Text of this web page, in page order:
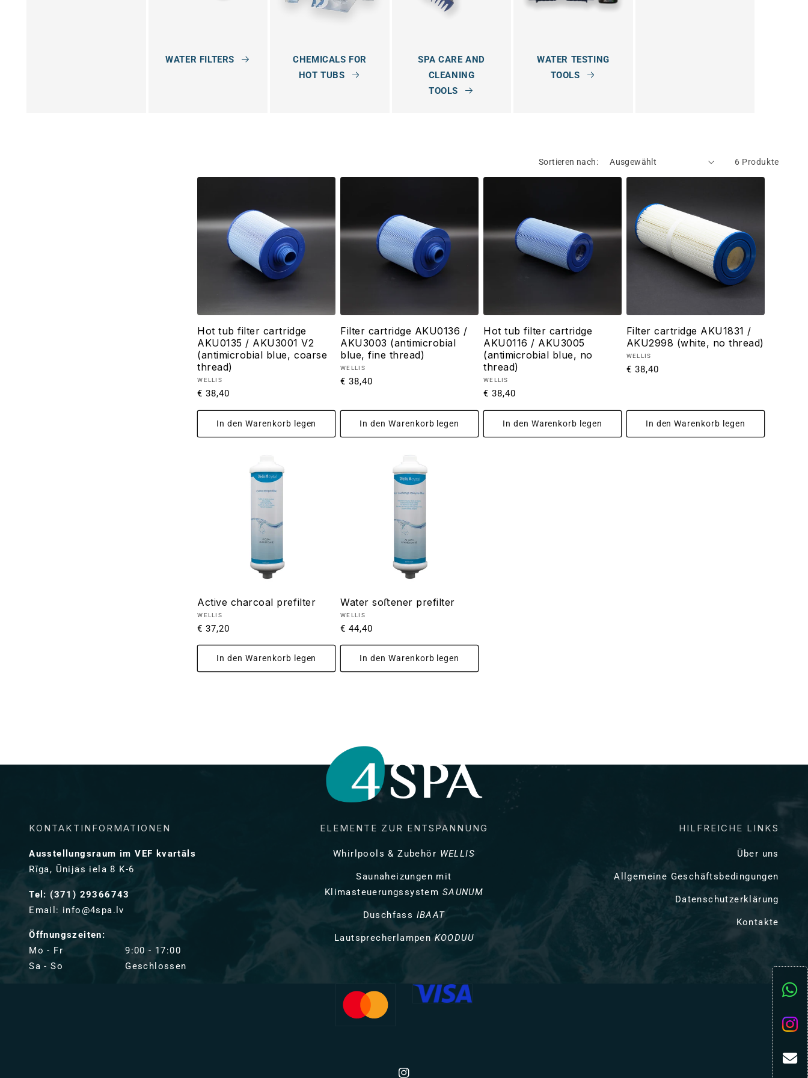
WATER FILTERS
CHEMICALS FOR
HOT TUBS
SPA CARE AND
CLEANING
TOOLS
WATER TESTING
TOOLS
Sortieren nach: 6 Produkte
Hot tub filter cartridge
AKU0135 / AKU3001 V2
(antimicrobial blue, coarse
thread)
Anbieter:
WELLIS
Normaler
€ 38,40
In den Warenkorb legen
Filter cartridge AKU0136 /
AKU3003 (antimicrobial
blue, fine thread)
Anbieter:
WELLIS
Normaler
€ 38,40
In den Warenkorb legen
Hot tub filter cartridge
AKU0116 / AKU3005
(antimicrobial blue, no
thread)
Anbieter:
WELLIS
Normaler
€ 38,40
In den Warenkorb legen
Filter cartridge AKU1831 /
AKU2998 (white, no thread)
Anbieter:
WELLIS
Normaler
€ 38,40
In den Warenkorb legen
Active charcoal prefilter
Anbieter:
WELLIS
Normaler
€ 37,20
In den Warenkorb legen
Water soﬅener prefilter
Anbieter:
WELLIS
Normaler
€ 44,40
In den Warenkorb legen
KONTAKTINFORMATIONEN
Ausstellungsraum im VEF kvartāls
Rīga, Ūnijas iela 8 K-6
Tel: (371) 29366743
Email: info@4spa.lv
Öffnungszeiten:
Mo - Fr
Sa - So
9:00 - 17:00
Geschlossen
ELEMENTE ZUR ENTSPANNUNG
Whirlpools & Zubehör WELLIS
Saunaheizungen mit
Klimasteuerungssystem SAUNUM
Duschfass IBAAT
Lautsprecherlampen KOODUU
HILFREICHE LINKS
Über uns
Allgemeine Geschäftsbedingungen
Datenschutzerklärung
Kontakte